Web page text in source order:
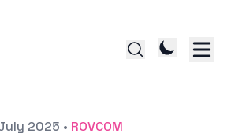
2025 • ROVCOM